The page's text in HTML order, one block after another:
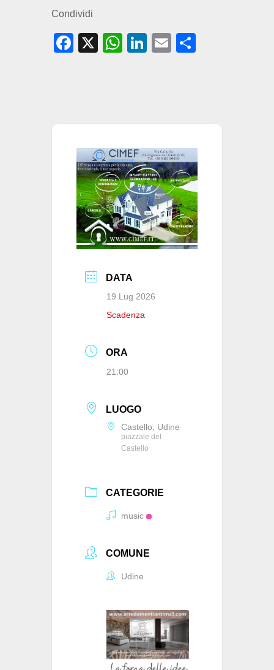
Condividi
F
b
o
k
X
W
A
p
Li
dI
E
vi
DATA
19 Lug 2026
Scadenza
ORA
21:00
LUOGO
Castello, Udine
piazzale del
Castello
CATEGORIE
music
COMUNE
Udine